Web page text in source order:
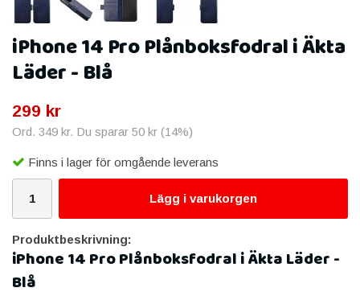
iPhone 14 Pro Plånboksfodral i Äkta
Läder - Blå
299 kr
Ord. 349 kr. Du sparar 50 kr (14%)
Finns i lager för omgående leverans
Lägg i varukorgen
Produktbeskrivning:
iPhone 14 Pro Plånboksfodral i Äkta Läder -
Blå